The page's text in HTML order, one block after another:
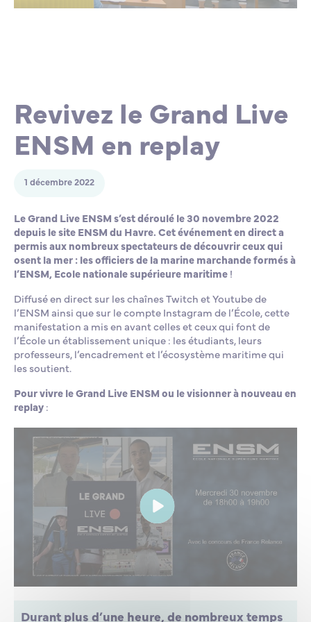
La recherche
L'international
La scolarité et la vie étudiante
Revivez le Grand Live
ENSM en replay
1 décembre 2022
Le Grand Live ENSM s’est déroulé le 30 novembre 2022
depuis le site ENSM du Havre. Cet événement en direct a
permis aux nombreux spectateurs de découvrir ceux qui
osent la mer : les officiers de la marine marchande formés à
l’ENSM, Ecole nationale supérieure maritime!
Diffusé en direct sur les chaînes Twitch et Youtube de
l’ENSM ainsi que sur le compte Instagram de l’École, cette
manifestation a mis en avant celles et ceux qui font de
l’École un établissement unique : les étudiants, leurs
professeurs, l’encadrement et l’écosystème maritime qui
les soutient.
Pour vivre le Grand Live ENSM ou le visionner à nouveau en
replay:
Durant plus d’une heure, de nombreux temps